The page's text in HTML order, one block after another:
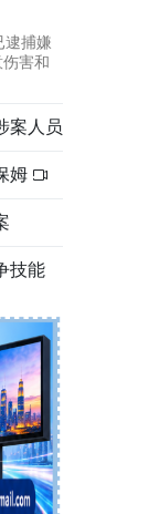
逮捕嫌
害和
案人员
姆
技能